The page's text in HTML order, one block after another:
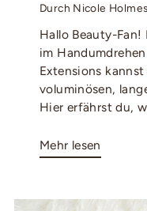
Durch Nicole Holmes
Hallo Beauty-
im
Extensions
voluminösen,
Hier erfährst du,
Mehr lesen